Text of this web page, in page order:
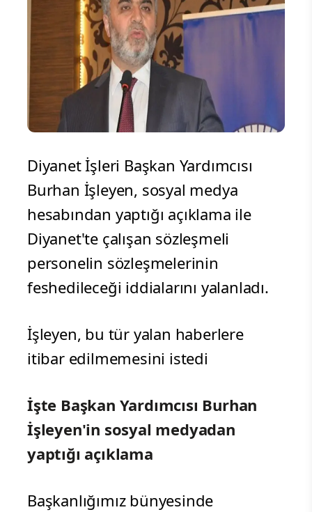
Diyanet İşleri Başkan Yardımcısı
Burhan İşleyen, sosyal medya
hesabından yaptığı açıklama ile
Diyanet'te çalışan sözleşmeli
personelin sözleşmelerinin
feshedileceği iddialarını yalanladı.
İşleyen, bu tür yalan haberlere
itibar edilmemesini istedi
İşte Başkan Yardımcısı Burhan
İşleyen'in sosyal medyadan
yaptığı açıklama
Başkanlığımız bünyesinde